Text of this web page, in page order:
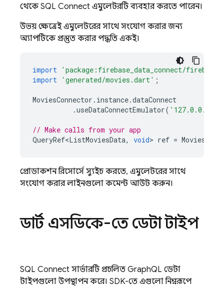
থেকেSQL Connect এমুলেটরটি ব্যবহার করতে পারেন।
উভয় ক্ষেত্রেই এমুলেটরের সাথে সংযোগ করার জন্য
অ্যাপটিকে প্রস্তুত করার পদ্ধতি একই।
import 'package:firebase_data_connect/
import 'generated/movies.dart' ;
MoviesConnector . instance.dataConnect
.useDataConnectEmulator( '127.0.0.1'
// Make calls from your app
QueryRef<ListMoviesData, void> ref =
প্রোডাকশন রিসোর্সে স্যুইচ করতে, এমুলেটরের সাথে
সংযোগ করার লাইনগুলো কমেন্ট আউট করুন।
ডার্ট এসডিকে-তে ডেটা টাইপ
SQL Connect সার্ভারটি প্রচলিত GraphQL ডেটা
টাইপগুলো উপস্থাপন করে। SDK-তে এগুলো নিম্নরূপে